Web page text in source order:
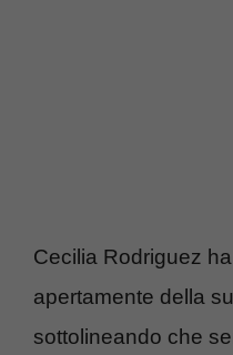
Cecilia Rodriguez
apertamente della
sottolineando che